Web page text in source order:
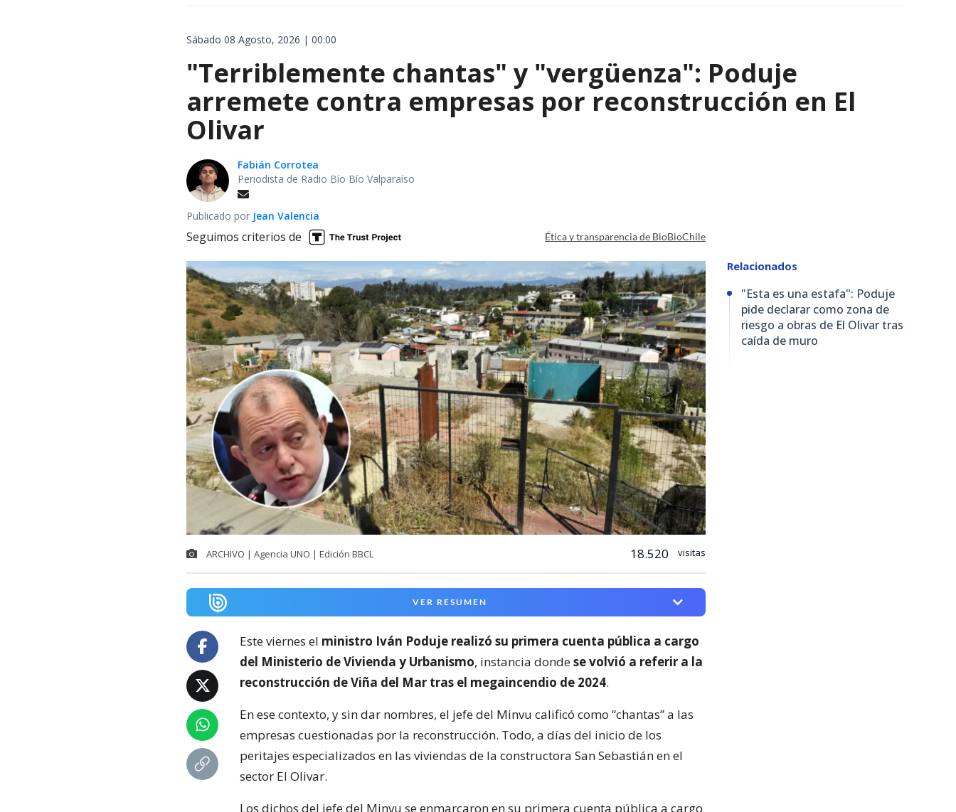
Sábado 08 Agosto, 2026 | 00:00
"Terriblemente chantas" y "vergüenza": Poduje
arremete contra empresas por reconstrucción en El
Olivar
Fabián Corrotea
Periodista de Radio Bío Bío Valparaíso
Publicado por Jean Valencia
Seguimos criterios de Ética y transparencia de BioBioChile
ARCHIVO | Agencia UNO | Edición BBCL 18.520 visitas
VER RESUMEN
Este viernes el ministro Iván Poduje realizó su primera cuenta pública a cargo
del Ministerio de Vivienda y Urbanismo, instancia dondese volvió a referir a la
reconstrucción de Viña del Mar tras el megaincendio de 2024.
En ese contexto, y sin dar nombres, el jefe del Minvu calificó como “chantas” a las
empresas cuestionadas por la reconstrucción. Todo, a días del inicio de los
peritajes especializados en las viviendas de la constructora San Sebastián en el
sector El Olivar.
Los dichos del jefe del Minvu se enmarcaron en su primera cuenta pública a cargo
Relacionados
"Esta es una estafa": Poduje
pide declarar como zona de
riesgo a obras de El Olivar tras
caída de muro